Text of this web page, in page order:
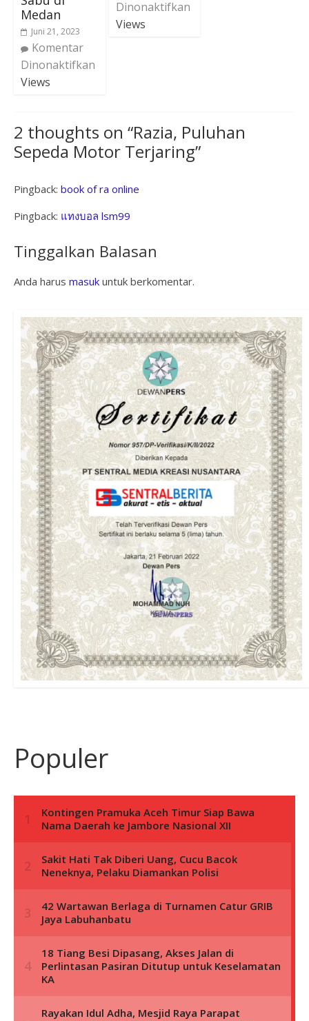
Medan
Juni 21, 2023
Komentar
Dinonaktifkan
Views
Dinonaktifkan
Views
2 thoughts on “Razia, Puluhan
Sepeda Motor Terjaring”
Pingback: book of ra online
Pingback: แทงบอล lsm99
Tinggalkan Balasan
Anda harus masukuntuk berkomentar.
Populer